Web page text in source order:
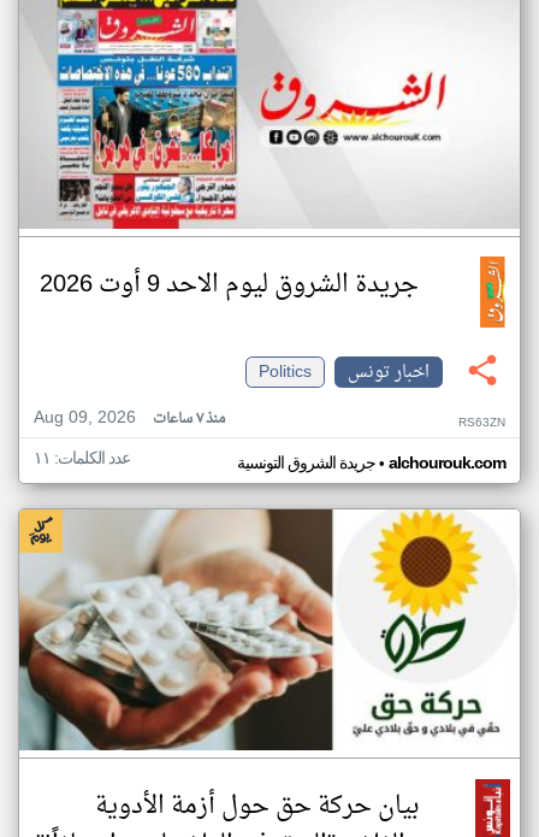
جريدة الشروق ليوم الاحد 9 أوت 2026
اخبار تونس
Politics
Aug 09, 2026
منذ ٧ ساعات RS63ZN
جريدة الشروق التونسية• alchourouk.com عدد الكلمات: ١١
بيان حركة حق حول أزمة الأدوية